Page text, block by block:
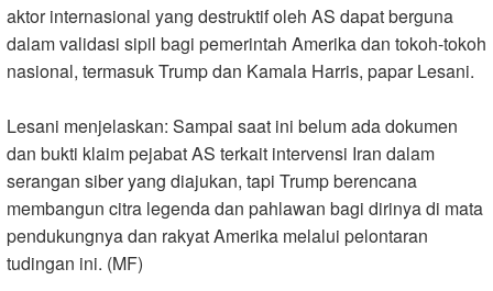
aktor internasional yang destruktif oleh AS dapat berguna
dalam validasi sipil bagi pemerintah Amerika dan tokoh-tokoh
nasional, termasuk Trump dan Kamala Harris, papar Lesani.
Lesani menjelaskan: Sampai saat ini belum ada dokumen
dan bukti klaim pejabat AS terkait intervensi Iran dalam
serangan siber yang diajukan, tapi Trump berencana
membangun citra legenda dan pahlawan bagi dirinya di mata
pendukungnya dan rakyat Amerika melalui pelontaran
tudingan ini. (MF)